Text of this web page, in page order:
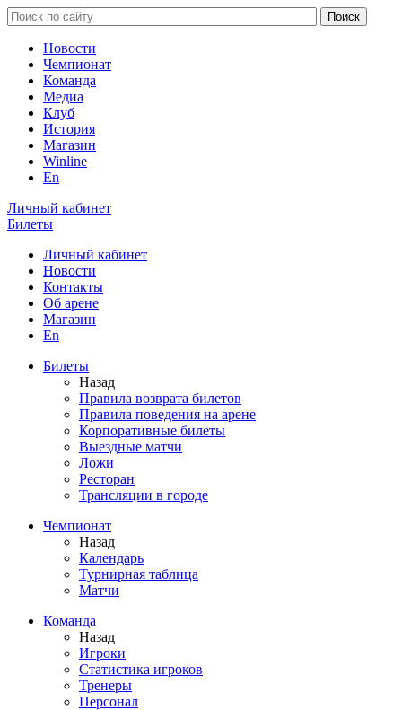
Новости
Чемпионат
Команда
Медиа
Клуб
История
Магазин
Winline
En
Личный кабинет
Билеты
Личный кабинет
Новости
Контакты
Об арене
Магазин
En
Билеты
Назад
Правила возврата билетов
Правила поведения на арене
Корпоративные билеты
Выездные матчи
Ложи
Ресторан
Трансляции в городе
Чемпионат
Назад
Календарь
Турнирная таблица
Матчи
Команда
Назад
Игроки
Статистика игроков
Тренеры
Персонал